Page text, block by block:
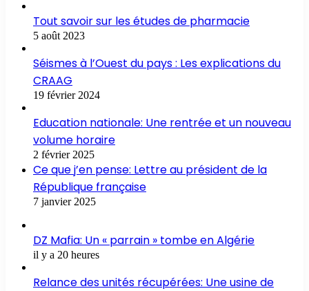
Tout savoir sur les études de pharmacie
5 août 2023
Séismes à l’Ouest du pays : Les explications du
CRAAG
19 février 2024
Education nationale: Une rentrée et un nouveau
volume horaire
2 février 2025
Ce que j’en pense: Lettre au président de la
République française
7 janvier 2025
DZ Mafia: Un « parrain » tombe en Algérie
il y a 20 heures
Relance des unités récupérées: Une usine de